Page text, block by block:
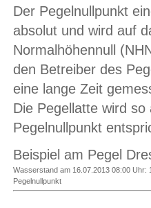
Der Pegelnullpunkt
absolut und wird auf
Normalhöhennull
den Betreiber des
eine lange Zeit
Die Pegellatte wird
Pegelnullpunkt
Beispiel am Pegel
Wasserstand am 16.07.2013 08:00 Uhr:
Pegelnullpunkt